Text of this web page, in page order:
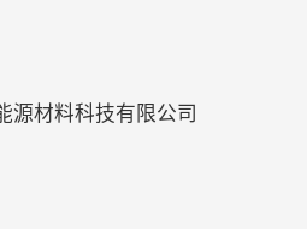
源材料科技有限公司